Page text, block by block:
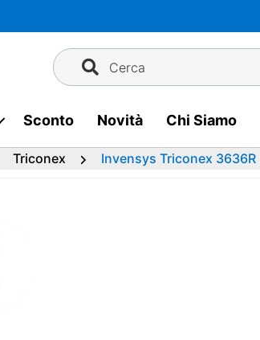
Cerca
Sconto Novità Chi Siamo
Triconex Invensys Triconex 3636R